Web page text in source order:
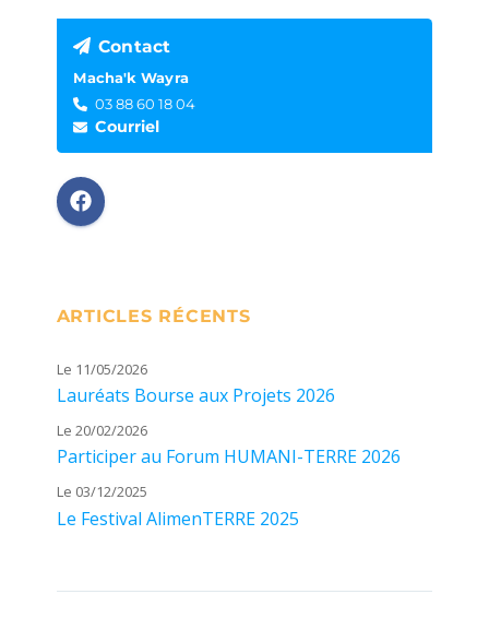
Contact
Macha'k Wayra
03 88 60 18 04
Courriel
ARTICLES RÉCENTS
Le 11/05/2026
Lauréats Bourse aux Projets 2026
Le 20/02/2026
Participer au Forum HUMANI-TERRE 2026
Le 03/12/2025
Le Festival AlimenTERRE 2025